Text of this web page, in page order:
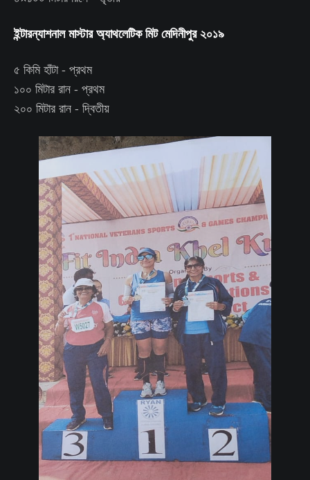
ইন্টারন্যাশনাল মাস্টার অ্যাথলেটিক মিট মেদিনীপুর ২০১৯
৫ কিমি হাঁটা - প্রথম
১০০ মিটার রান - প্রথম
২০০ মিটার রান - দ্বিতীয়